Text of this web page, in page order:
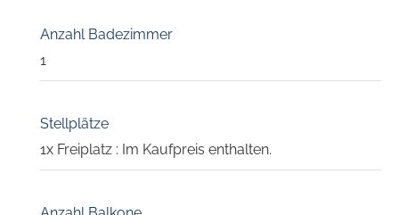
Anzahl Badezimmer
1
Stellplätze
1x Freiplatz : Im Kaufpreis enthalten.